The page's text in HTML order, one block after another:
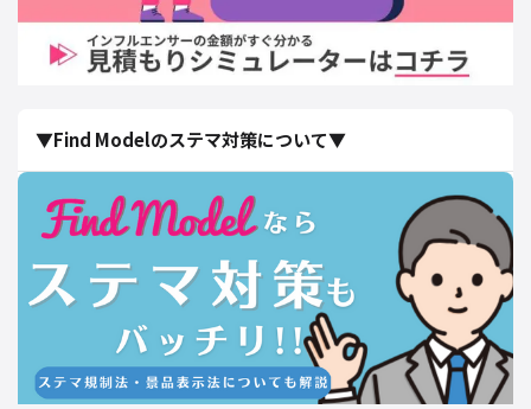
▼Find Modelのステマ対策について▼